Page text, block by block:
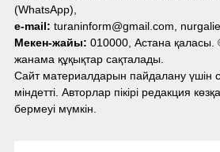
(WhatsApp),
e-mail: turaninform@gmail.com,
Мекен-жайы: 010000, Астана
жанама құқықтар сақталады.
Сайт материалдарын пайдалану үшін
міндетті. Авторлар пікірі редакция
бермеуі мүмкін.